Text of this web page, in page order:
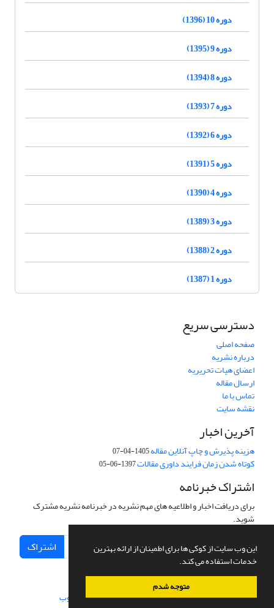
این وب سایت از کوکی ها برای اطمینان از ارائه بهترین
خدمات استفاده می کند.
متوجه شدم
دوره 10 (1396)
دوره 9 (1395)
دوره 8 (1394)
دوره 7 (1393)
دوره 6 (1392)
دوره 5 (1391)
دوره 4 (1390)
دوره 3 (1389)
دوره 2 (1388)
دوره 1 (1387)
دسترسی سریع
صفحه اصلی
درباره نشریه
اعضای هیات تحریریه
ارسال مقاله
تماس با ما
نقشه سایت
آخرین اخبار
هزینه پذیرش و چاپ آنلاین مقاله1405-04-07
کوتاه شدن زمان فرایند داوری مقالات1397-06-05
اشتراک خبرنامه
برای دریافت اخبار و اطلاعیه های مهم نشریه در خبرنامه نشریه مشترک
شوید.
اشتراک
سامانه مدیریت نشریات علمی.طراحی و پیاده سازی از سیناوب